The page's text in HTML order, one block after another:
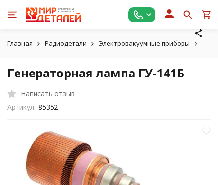
Главная Радиодетали Электровакуумные приборы
Генераторная лампа ГУ-141Б
Написать отзыв
Артикул: 85352